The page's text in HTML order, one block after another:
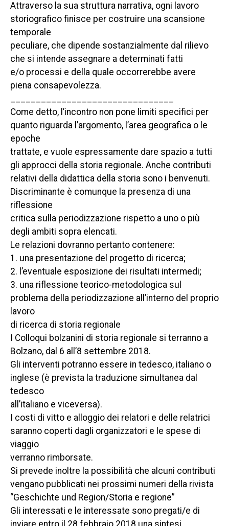
Attraverso la sua struttura narrativa, ogni lavoro
storiografico finisce per costruire una scansione
temporale
peculiare, che dipende sostanzialmente dal rilievo
che si intende assegnare a determinati fatti
e/o processi e della quale occorrerebbe avere
piena consapevolezza.
________________________________
Come detto, l’incontro non pone limiti specifici per
quanto riguarda l’argomento, l’area geografica o le
epoche
trattate, e vuole espressamente dare spazio a tutti
gli approcci della storia regionale. Anche contributi
relativi della didattica della storia sono i benvenuti.
Discriminante è comunque la presenza di una
riflessione
critica sulla periodizzazione rispetto a uno o più
degli ambiti sopra elencati.
Le relazioni dovranno pertanto contenere:
1. una presentazione del progetto di ricerca;
2. l’eventuale esposizione dei risultati intermedi;
3. una riflessione teorico-metodologica sul
problema della periodizzazione all’interno del proprio
lavoro
di ricerca di storia regionale
I Colloqui bolzanini di storia regionale si terranno a
Bolzano, dal 6 all’8 settembre 2018.
Gli interventi potranno essere in tedesco, italiano o
inglese (è prevista la traduzione simultanea dal
tedesco
all’italiano e viceversa).
I costi di vitto e alloggio dei relatori e delle relatrici
saranno coperti dagli organizzatori e le spese di
viaggio
verranno rimborsate.
Si prevede inoltre la possibilità che alcuni contributi
vengano pubblicati nei prossimi numeri della rivista
“Geschichte und Region/Storia e regione”
Gli interessati e le interessate sono pregati/e di
inviare entro il 28 febbraio 2018 una sintesi